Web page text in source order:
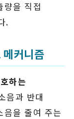
량을 직접
.
메커니즘
하는
음과 반대
음을 줄여 주는